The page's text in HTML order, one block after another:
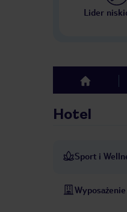
Lider
top
Hotel
Sport i
Wyposażenie